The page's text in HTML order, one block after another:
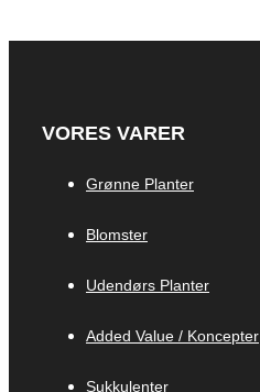
VORES VARER
Grønne Planter
Blomster
Udendørs Planter
Added Value / Koncepter
Sukkulenter